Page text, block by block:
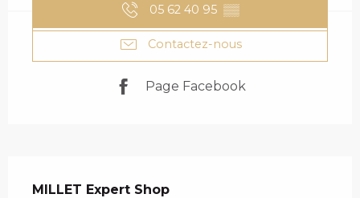
05 62 40 95 ▒▒
Contactez-nous
Page Facebook
MILLET Expert Shop